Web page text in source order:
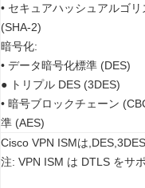
• セキュアハッシュアルゴ
(SHA-2)
暗号化:
• データ暗号化標準 (DES)
● トリプル DES (3DES)
• 暗号ブロックチェーン
準 (AES)
Cisco VPN ISMは
注: VPN ISM は DTLS をサ